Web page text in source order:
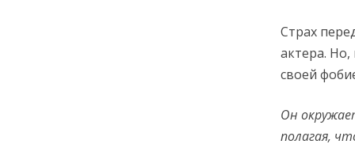
Страх
актера. Но,
своей
Он
полагая,